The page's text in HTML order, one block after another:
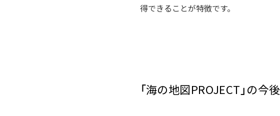
得できることが特徴です。
「海の地図PROJECT」の今後